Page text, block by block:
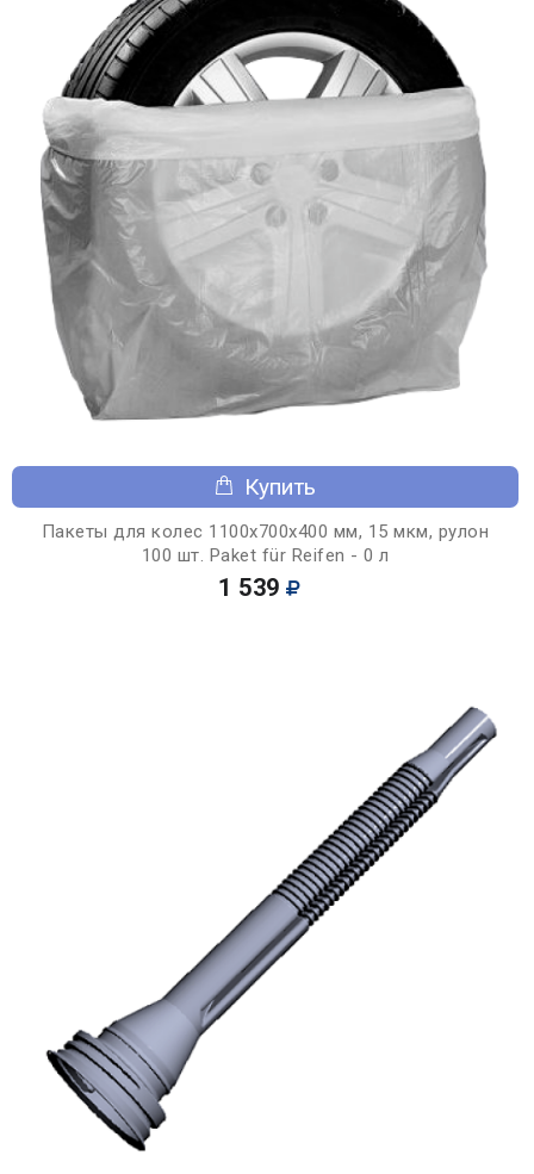
Купить
Пакеты для колес 1100х700х400 мм, 15 мкм, рулон
100 шт. Paket für Reifen - 0 л
1 539